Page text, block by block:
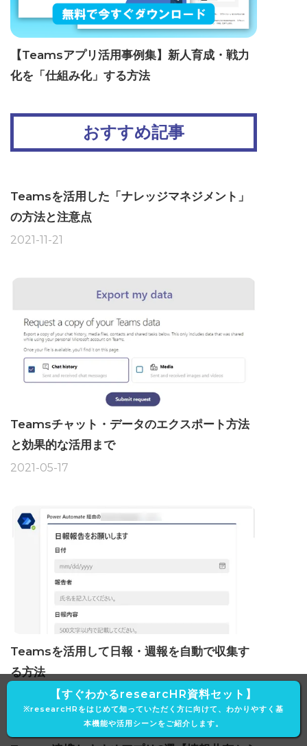
【Teamsアプリ活用事例集】新人育成・戦力
化を「仕組み化」する方法
おすすめ記事
Teamsを活用した「ナレッジマネジメント」
の方法と注意点
2021-11-21
Teamsチャット・データのエクスポート方法
と効果的な活用まで
2021-05-17
Teamsを活用して日報・週報を自動で収集す
る方法
2023-4-10【すぐわかるresearcHR資料セット】
※researcHRをはじめて知っていただく方に向けて、わかりやすく基
本機能や活用シーンをご紹介します。